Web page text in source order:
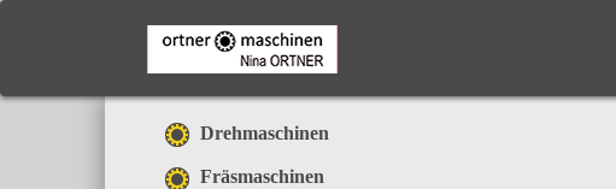
Skip
Drehmaschinen
Fräsmaschinen